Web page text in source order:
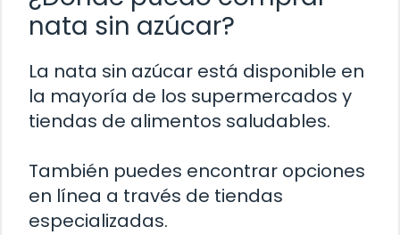
nata sin azúcar?
La nata sin azúcar está disponible en
la mayoría de los supermercados y
tiendas de alimentos saludables.
También puedes encontrar opciones
en línea a través de tiendas
especializadas.